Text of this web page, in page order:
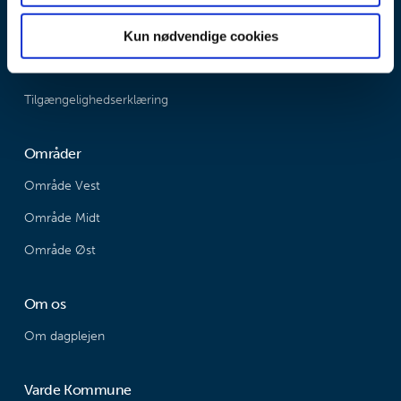
Kun nødvendige cookies
Tlf. Pladsanvisningen: 79 94 68 00 - Dagplejen: 79 94 79 91
Email: dagplejen@varde.dk
Tilgængelighedserklæring
Områder
Område Vest
Område Midt
Område Øst
Om os
Om dagplejen
Varde Kommune